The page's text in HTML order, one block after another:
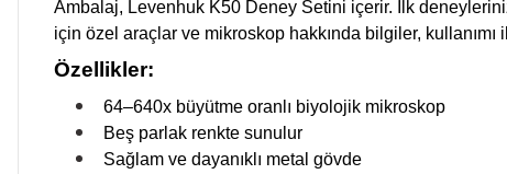
Ambalaj, Levenhuk K50 Deney Setini içerir. İlk
için özel araçlar ve mikroskop hakkında bilgiler, kullanımı
Özellikler:
64–640x büyütme oranlı biyolojik mikroskop
Beş parlak renkte sunulur
Sağlam ve dayanıklı metal gövde